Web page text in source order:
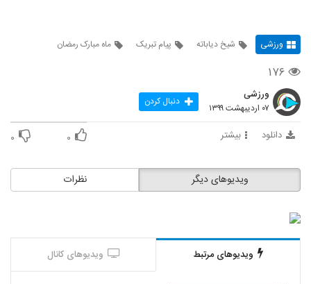
ورزشی شیخ دیاباته پیام تبریک ماه مبارک رمضان
۱۷۶
ورزشی
۰۷ اردیبهشت ۱۳۹۹ دنبال کردن
دانلود بیشتر ۰ ۰
نظرات ویدیوهای دیگر
ویدیوهای مرتبط ویدیوهای کانال